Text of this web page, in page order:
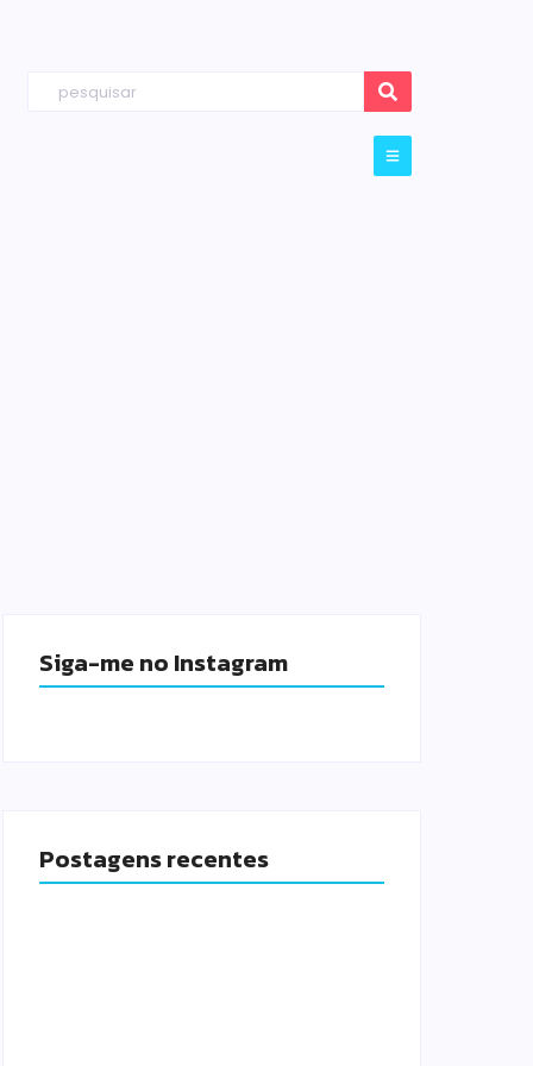
Siga-me no Instagram
Postagens recentes